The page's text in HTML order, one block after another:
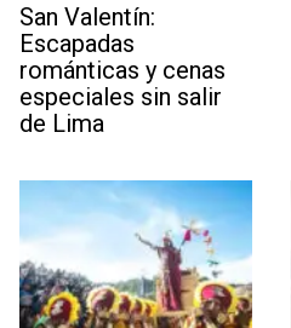
San Valentín:
Escapadas
románticas y cenas
especiales sin salir
de Lima